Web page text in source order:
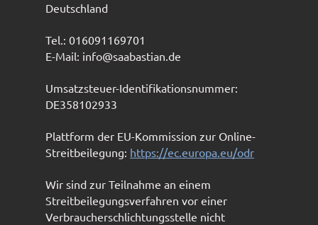
Deutschland
Tel.: 016091169701
E-Mail: info@saabastian.de
Umsatzsteuer-Identifikationsnummer:
DE358102933
Plattform der EU-Kommission zur Online-
Streitbeilegung: https://ec.europa.eu/odr
Wir sind zur Teilnahme an einem
Streitbeilegungsverfahren vor einer
Verbraucherschlichtungsstelle nicht